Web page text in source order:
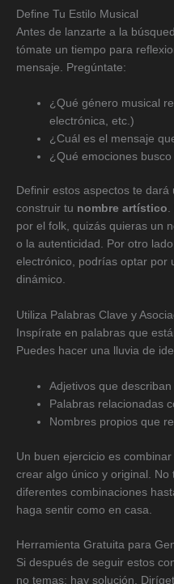
Define Tu Estilo Musical
Antes de lanzarte a la
tómate un tiempo para
mensaje. Pregúntate:
¿Qué género musical
electrónica, etc.)
¿Cuál es el mensaje
¿Qué emociones
Definir estos aspectos te
construir tu nombre artístico.
por el folk, quizás quieras un
o la autenticidad. Por otro
electrónico, podrías optar por
dinámico.
Utiliza Palabras Clave y
Inspírate en palabras que
Puedes hacer una lluvia de
Adjetivos que
Palabras relacionadas
Nombres propios que
Un buen ejercicio es
crear algo único y original. No
diferentes combinaciones
haga sentir como en casa.
Herramienta Gratuita para
Si después de seguir estos
no temas; hay solución.